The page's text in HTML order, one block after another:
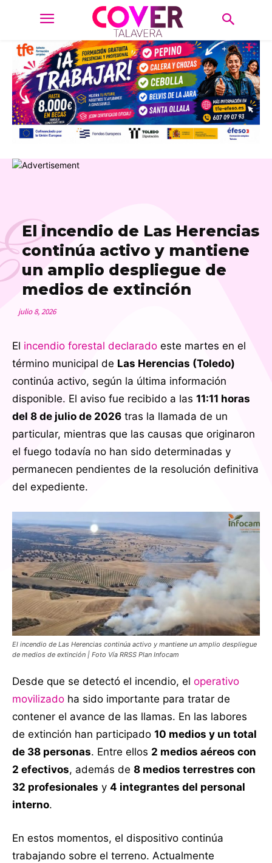
El incendio de Las Herencias
continúa activo y mantiene
un amplio despliegue de
medios de extinción
julio 8, 2026
El incendio forestal declarado este martes en el
término municipal de Las Herencias (Toledo)
continúa activo, según la última información
disponible. El aviso fue recibido a las 11:11 horas
del 8 de julio de 2026 tras la llamada de un
particular, mientras que las causas que originaron
el fuego todavía no han sido determinadas y
permanecen pendientes de la resolución definitiva
del expediente.
El incendio de Las Herencias continúa activo y mantiene un amplio despliegue
de medios de extinción | Foto Vía RRSS Plan Infocam
Desde que se detectó el incendio, el operativo
movilizado ha sido importante para tratar de
contener el avance de las llamas. En las labores
de extinción han participado 10 medios y un total
de 38 personas. Entre ellos 2 medios aéreos con
2 efectivos, además de 8 medios terrestres con
32 profesionales y 4 integrantes del personal
interno.
En estos momentos, el dispositivo continúa
trabajando sobre el terreno. Actualmente